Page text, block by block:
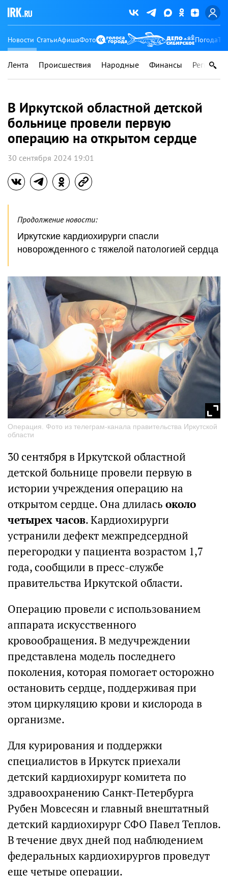
Новости СтатьиАфишаФото Погода
Лента Происшествия Народные Финансы Регионы
В Иркутской областной детской
больнице провели первую
операцию на открытом сердце
30 сентября 2024 19:01
Продолжение новости:
Иркутские кардиохирурги спасли
новорожденного с тяжелой патологией сердца
Операция. Фото из телеграм-канала правительства Иркутской
области
30 сентября в Иркутской областной
детской больнице провели первую в
истории учреждения операцию на
открытом сердце. Она длилась около
четырех часов. Кардиохирурги
устранили дефект межпредсердной
перегородки у пациента возрастом 1,7
года, сообщили в пресс-службе
правительства Иркутской области.
Операцию провели с использованием
аппарата искусственного
кровообращения. В медучреждении
представлена модель последнего
поколения, которая помогает осторожно
остановить сердце, поддерживая при
этом циркуляцию крови и кислорода в
организме.
Для курирования и поддержки
специалистов в Иркутск приехали
детский кардиохирург комитета по
здравоохранению Санкт-Петербурга
Рубен Мовсесян и главный внештатный
детский кардиохирург СФО Павел Теплов.
В течение двух дней под наблюдением
федеральных кардиохирургов проведут
еще четыре операции.